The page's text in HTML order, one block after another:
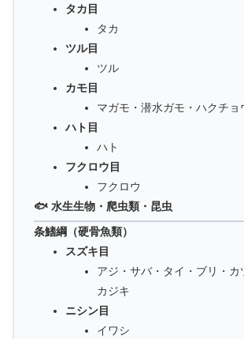
タカ目
タカ
ツル目
ツル
カモ目
マガモ・潜水ガモ・ハクチョ
ハト目
ハト
フクロウ目
フクロウ
🐟 水生生物・爬虫類・昆虫
条鰭綱（硬骨魚類）
スズキ目
アジ・サバ・タイ・ブリ・カ
カジキ
ニシン目
イワシ